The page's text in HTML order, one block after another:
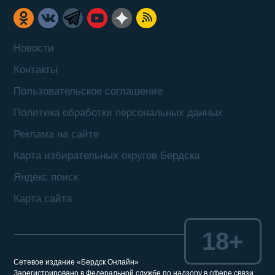
Новости
Контакты
Пользовательское соглашение
Политика обработки персональных данных
Реклама на сайте
Карта избирательных округов Бердска
Яндекс поиск
Карта сайта
Сетевое издание «Бердск Онлайн»
Зарегистрировано в Федеральной службе по надзору в сфере связи,
18+